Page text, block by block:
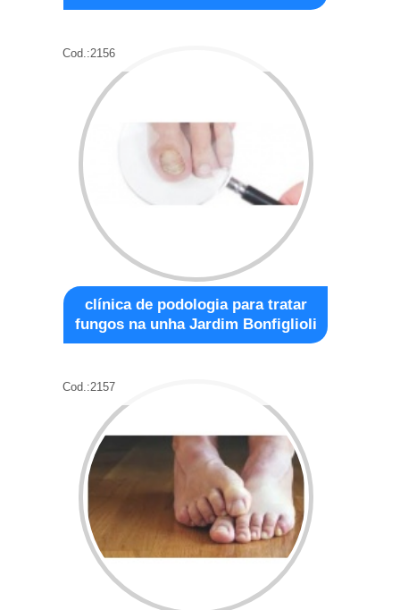
Cod.:2156
clínica de podologia para tratar
fungos na unha Jardim Bonfiglioli
Cod.:2157